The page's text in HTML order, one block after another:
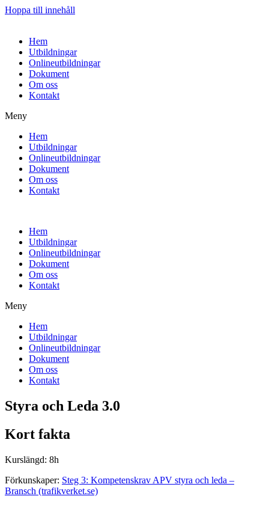
Hoppa till innehåll
Hem
Utbildningar
Onlineutbildningar
Dokument
Om oss
Kontakt
Meny
Hem
Utbildningar
Onlineutbildningar
Dokument
Om oss
Kontakt
Hem
Utbildningar
Onlineutbildningar
Dokument
Om oss
Kontakt
Meny
Hem
Utbildningar
Onlineutbildningar
Dokument
Om oss
Kontakt
Styra och Leda 3.0
Kort fakta
Kurslängd: 8h
Förkunskaper: Steg 3: Kompetenskrav APV styra och leda –
Bransch (trafikverket.se)